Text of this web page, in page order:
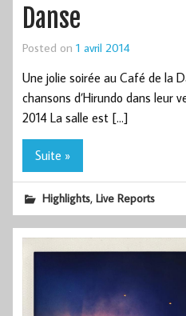
Danse
Posted on 1 avril 2014
Une jolie soirée au Café de la
chansons d’Hirundo dans leur
2014 La salle est […]
Suite »
Highlights,Live Reports